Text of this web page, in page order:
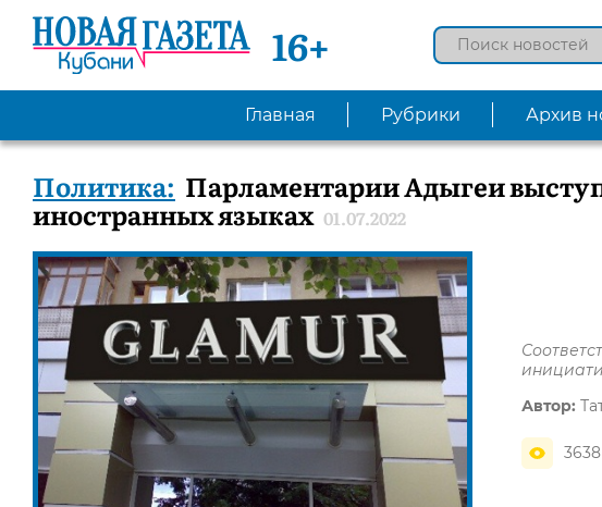
16+
Главная Рубрики Архив
Политика: Парламентарии Адыгеи
иностранных языках 01.07.2022
Автор:
3638